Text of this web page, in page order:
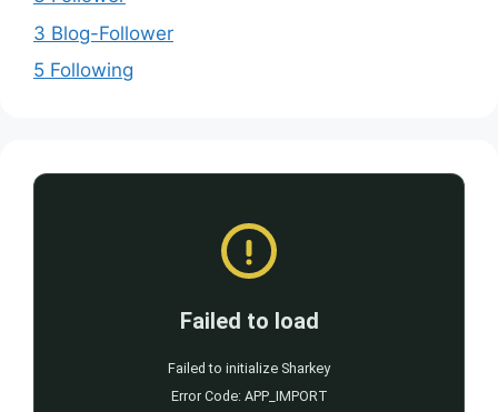
3 Blog-Follower
5 Following